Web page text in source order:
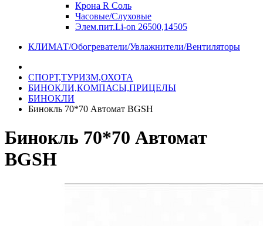
Крона R Соль
Часовые/Слуховые
Элем.пит.Li-on 26500,14505
КЛИМАТ/Обогреватели/Увлажнители/Вентиляторы
СПОРТ,ТУРИЗМ,ОХОТА
БИНОКЛИ,КОМПАСЫ,ПРИЦЕЛЫ
БИНОКЛИ
Бинокль 70*70 Автомат BGSH
Бинокль 70*70 Автомат
BGSH